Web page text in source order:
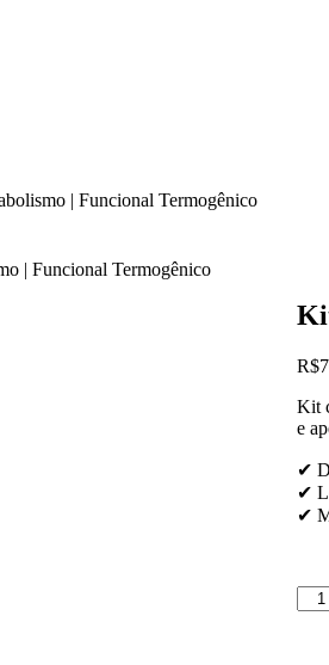
| Funcional Termogênico
| Funcional Termogênico
R$
Kit
e
✔
✔
✔
Kit